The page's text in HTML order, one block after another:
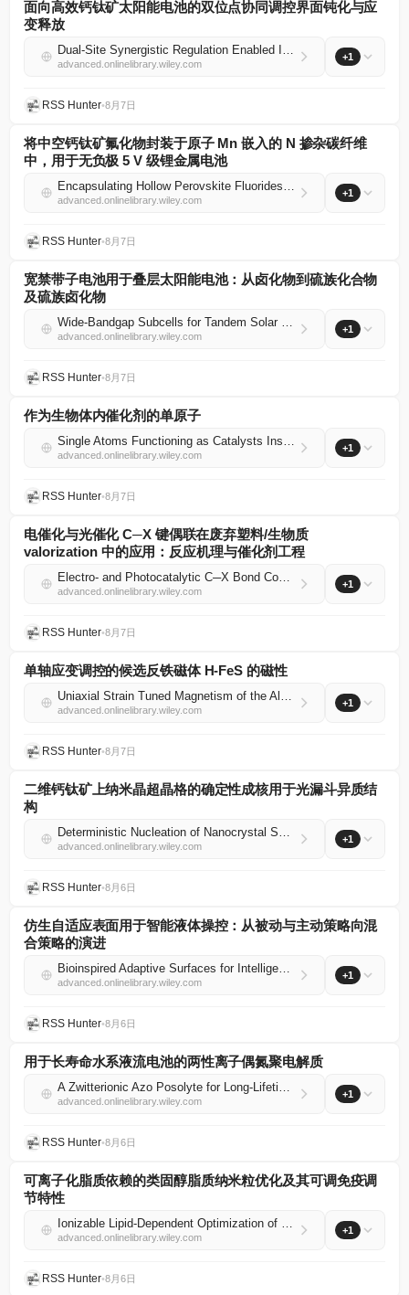
面向高效钙钛矿太阳能电池的双位点协同调控界面钝化与应
变释放
Dual‐Site Synergistic Regulation Enabled Interface Passivation and Strain Release Toward Efficient Perovskite Solar Cells
advanced.onlinelibrary.wiley.com
+1
RSS Hunter•8月7日
将中空钙钛矿氟化物封装于原子 Mn 嵌入的 N 掺杂碳纤维
中，用于无负极 5 V 级锂金属电池
Encapsulating Hollow Perovskite Fluorides in Atomic Mn‐Embedded N‐Doped Carbon Fibers for Anode‐Less 5 V‐Class Li Metal Batteries
advanced.onlinelibrary.wiley.com
+1
RSS Hunter•8月7日
宽禁带子电池用于叠层太阳能电池：从卤化物到硫族化合物
及硫族卤化物
Wide‐Bandgap Subcells for Tandem Solar Cells: From Metal Halides to Metal Chalcogenides and Metal Chalcohalides
advanced.onlinelibrary.wiley.com
+1
RSS Hunter•8月7日
作为生物体内催化剂的单原子
Single Atoms Functioning as Catalysts Inside Living Matter
advanced.onlinelibrary.wiley.com
+1
RSS Hunter•8月7日
电催化与光催化 C─X 键偶联在废弃塑料/生物质
valorization 中的应用：反应机理与催化剂工程
Electro‐ and Photocatalytic C─X Bond Coupling in Valorization of Waste Plastics/Biomass: Reaction Mechanism and Catalyst Engineering
advanced.onlinelibrary.wiley.com
+1
RSS Hunter•8月7日
单轴应变调控的候选反铁磁体 H-FeS 的磁性
Uniaxial Strain Tuned Magnetism of the Altermagnet Candidate H‐FeS
advanced.onlinelibrary.wiley.com
+1
RSS Hunter•8月7日
二维钙钛矿上纳米晶超晶格的确定性成核用于光漏斗异质结
构
Deterministic Nucleation of Nanocrystal Superlattices on 2D Perovskites for Light‐Funneling Heterostructures
advanced.onlinelibrary.wiley.com
+1
RSS Hunter•8月6日
仿生自适应表面用于智能液体操控：从被动与主动策略向混
合策略的演进
Bioinspired Adaptive Surfaces for Intelligent Liquid Manipulation: Progressing From Passive and Active to Hybrid Strategies
advanced.onlinelibrary.wiley.com
+1
RSS Hunter•8月6日
用于长寿命水系液流电池的两性离子偶氮聚电解质
A Zwitterionic Azo Posolyte for Long‐Lifetime Aqueous Redox Flow Batteries
advanced.onlinelibrary.wiley.com
+1
RSS Hunter•8月6日
可离子化脂质依赖的类固醇脂质纳米粒优化及其可调免疫调
节特性
Ionizable Lipid‐Dependent Optimization of Steroid Lipid Nanoparticles With Tunable Immunomodulatory Properties
advanced.onlinelibrary.wiley.com
+1
RSS Hunter•8月6日